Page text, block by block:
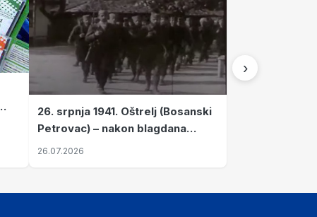
26. srpnja 1941. Oštrelj (Bosanski
Petrovac) – nakon blagdana
Svete Ane izvršen napad srpskih
26.07.2026
›